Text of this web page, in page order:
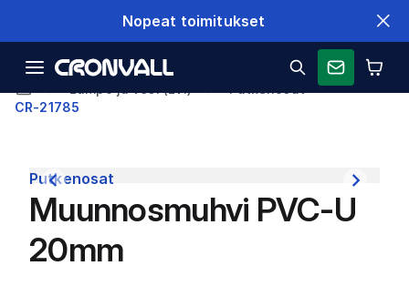
Nopeat toimitukset
CR-21785
Putkenosat
Muunnosmuhvi PVC-U
20mm